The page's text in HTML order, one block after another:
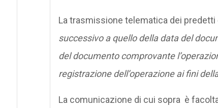
La trasmissione telematica dei predetti
successivo a quello della data del
del documento comprovante
registrazione dell’operazione ai fini
La comunicazione di cui sopra è